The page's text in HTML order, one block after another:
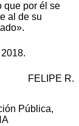
que por él se
al de su
FELIPE R.
Pública,